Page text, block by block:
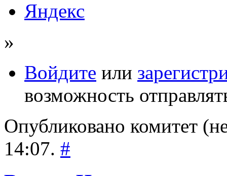
»
Войдите или
возможность
Опубликовано комитет
14:07. #